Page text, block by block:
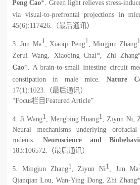
Peng Cao*. Green light relieves stress-
via visual-to-prefrontal projections in
45(6):117426.
（最后通讯）
3. Jun Ma1 , Xiaoqi Peng1 , Mingjun Zhang1
Zerui Wang, Xiaoqing Chai*, Zhi
Cao*. A brain-to-small intestine circuit
constipation in male mice.Nature
17(1):1023.
（最后通讯）
“Focus栏目 Featured Article”
4. Ji Wang1 , Mengbing Huang1 , Ziyun Ni,
Neural mechanisms underlying
rodents. Neuroscience and
183:106572. （最后通讯）
5. Mingjun Zhang1 , Ziyun Ni1 , Jun Ma1
Qianqian Lou, Wan-Ying Dong, Zhi